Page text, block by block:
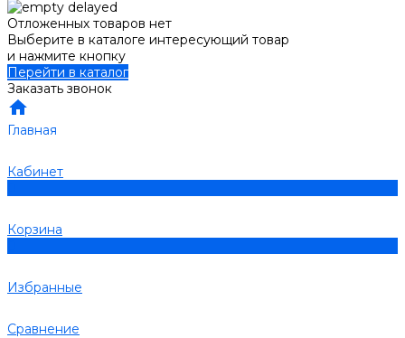
Отложенных товаров нет
Выберите в каталоге интересующий товар
и нажмите кнопку
Перейти в каталог
Заказать звонок
Главная
Кабинет
Корзина
Избранные
Сравнение